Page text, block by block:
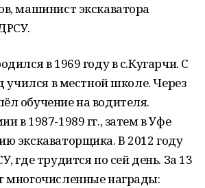
машинист экскаватора
в 1969 году в с.Кугарчи. С
учился в местной школе. Через
обучение на водителя.
в 1987-1989 гг., затем в Уфе
экскаваторщика. В 2012 году
где трудится по сей день. За 13
многочисленные награды: